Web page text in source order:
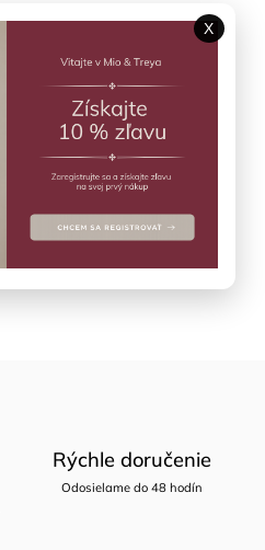
Rýchle doručenie
Odosielame do 48 hodín
X